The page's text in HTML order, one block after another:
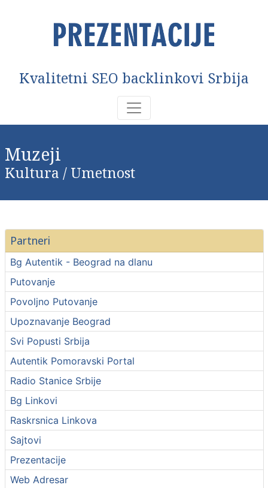
Kvalitetni SEO backlinkovi Srbija
Muzeji
Kultura / Umetnost
Partneri
Bg Autentik - Beograd na dlanu
Putovanje
Povoljno Putovanje
Upoznavanje Beograd
Svi Popusti Srbija
Autentik Pomoravski Portal
Radio Stanice Srbije
Bg Linkovi
Raskrsnica Linkova
Sajtovi
Prezentacije
Web Adresar